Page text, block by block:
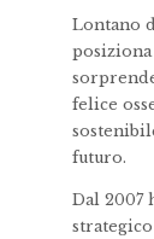
Lontano
felice
futuro.
Dal 2007